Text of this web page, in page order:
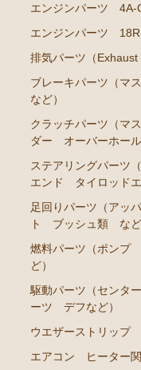
エンジンパーツ 4A-
エンジンパーツ
排気パーツ（Exhaust
ブレーキパーツ（
など）
クラッチパーツ（マ
ダー オーバーホー
ステアリングパーツ
エンド タイロッド
足回りパーツ（アッ
ト ブッシュ類 など
燃料パーツ（ポン
ど）
駆動パーツ（センタ
ーツ デフなど）
ウエザーストリップ
エアコン ヒーター